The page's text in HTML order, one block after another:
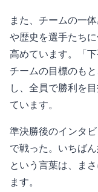
また、チームの一
や歴史を選手たち
高めています。「
チームの目標のも
し、全員で勝利を
ています。
準決勝後のインタ
で戦った。いちば
という言葉は、ま
ます。